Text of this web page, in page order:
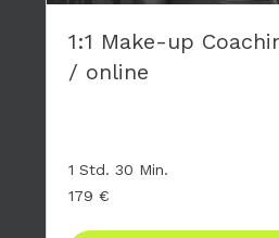
1:1 Make-up
/ online
1 Std. 30 Min.
Euro
179 €